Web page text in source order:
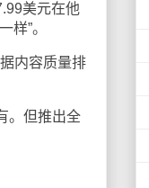
美元在他
样”。
内容质量排
。但推出全